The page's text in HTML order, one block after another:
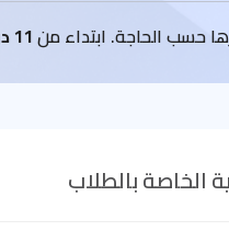
حسب الحاجة. ابتداء من11 دولار أمريكي
الخاصة بالطلاب